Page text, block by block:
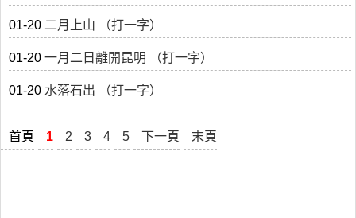
01-20 二月上山 （打一字）
01-20 一月二日離開昆明 （打一字）
01-20 水落石出 （打一字）
首頁 1 2 3 4 5 下一頁 末頁